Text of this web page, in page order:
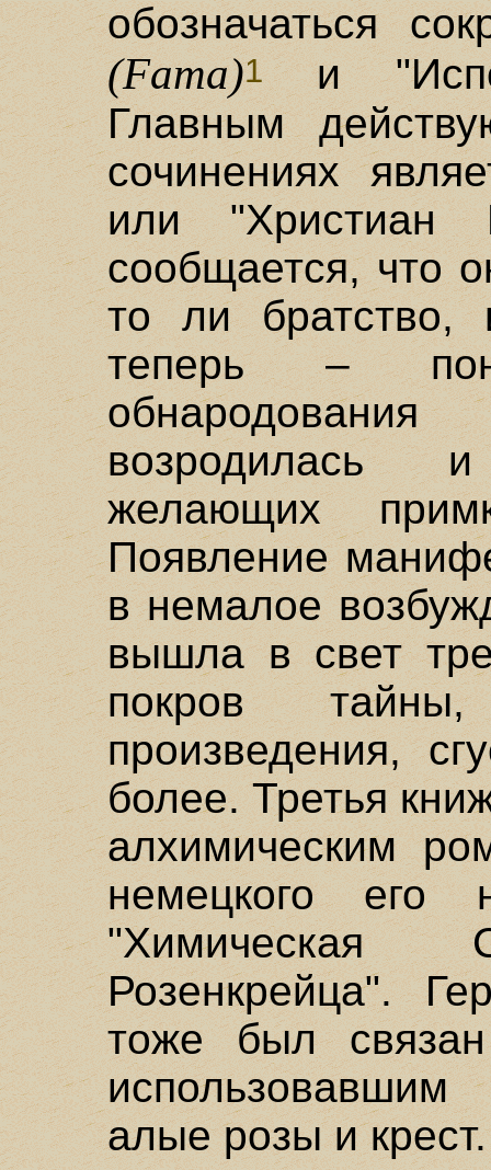
обозначаться
(Fama)1 и
Главным
сочинениях
или "Христиан
сообщается, что
то ли братство,
теперь –
возродилась
желающих
Появление
в немалое
вышла в свет
покров
произведения,
более. Третья
алхимическим
немецкого его
"Химическая
Розенкрейца".
тоже был
алые розы и крест.